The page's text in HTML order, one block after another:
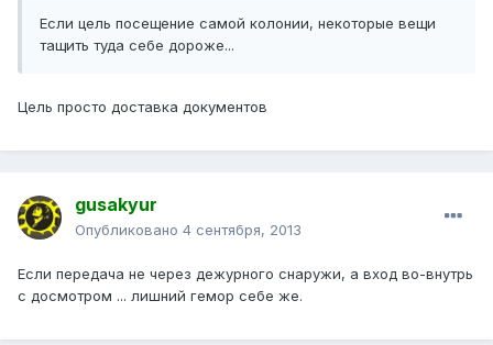
Если цель посещение самой колонии, некоторые вещи
тащить туда себе дороже...
Цель просто доставка документов
gusakyur
Опубликовано 4 сентября, 2013
Если передача не через дежурного снаружи, а вход во-внутрь
с досмотром ... лишний гемор себе же.